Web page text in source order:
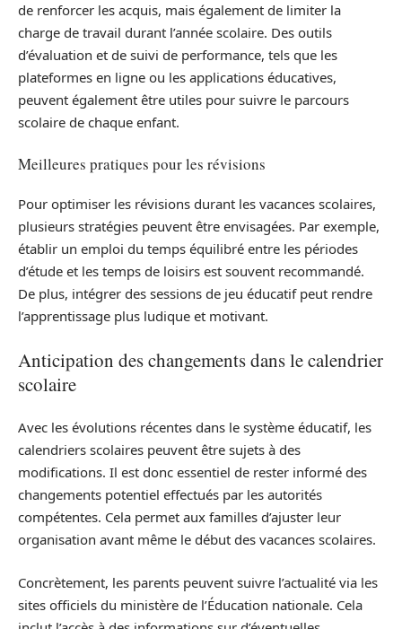
de renforcer les acquis, mais également de limiter la
charge de travail durant l’année scolaire. Des outils
d’évaluation et de suivi de performance, tels que les
plateformes en ligne ou les applications éducatives,
peuvent également être utiles pour suivre le parcours
scolaire de chaque enfant.
Meilleures pratiques pour les révisions
Pour optimiser les révisions durant les vacances scolaires,
plusieurs stratégies peuvent être envisagées. Par exemple,
établir un emploi du temps équilibré entre les périodes
d’étude et les temps de loisirs est souvent recommandé.
De plus, intégrer des sessions de jeu éducatif peut rendre
l’apprentissage plus ludique et motivant.
Anticipation des changements dans le calendrier
scolaire
Avec les évolutions récentes dans le système éducatif, les
calendriers scolaires peuvent être sujets à des
modifications. Il est donc essentiel de rester informé des
changements potentiel effectués par les autorités
compétentes. Cela permet aux familles d’ajuster leur
organisation avant même le début des vacances scolaires.
Concrètement, les parents peuvent suivre l’actualité via les
sites officiels du ministère de l’Éducation nationale. Cela